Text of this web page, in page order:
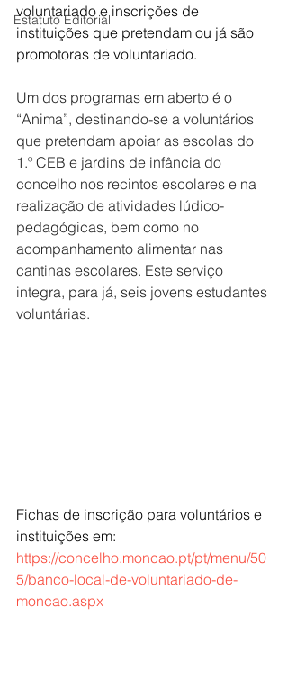
Estatuto Editorial
voluntariado e inscrições de
instituições que pretendam ou já são
promotoras de voluntariado.
Um dos programas em aberto é o
“Anima”, destinando-se a voluntários
que pretendam apoiar as escolas do
1.º CEB e jardins de infância do
concelho nos recintos escolares e na
realização de atividades lúdico-
pedagógicas, bem como no
acompanhamento alimentar nas
cantinas escolares. Este serviço
integra, para já, seis jovens estudantes
voluntárias.
Fichas de inscrição para voluntários e
instituições em:
https://concelho.moncao.pt/pt/menu/50
5/banco-local-de-voluntariado-de-
moncao.aspx